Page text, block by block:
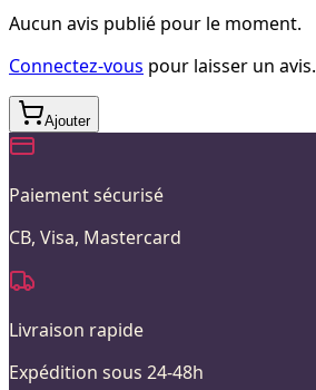
Aucun avis publié pour le moment.
Connectez-vous pour laisser un avis.
Ajouter
Paiement sécurisé
CB, Visa, Mastercard
Livraison rapide
Expédition sous 24-48h